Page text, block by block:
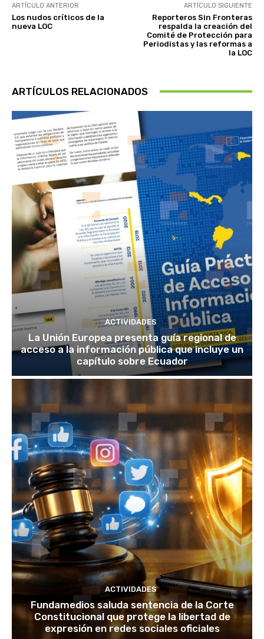
ARTÍCULO ANTERIOR
Los nudos críticos de la
nueva LOC
ARTÍCULO SIGUIENTE
Reporteros Sin Fronteras
respalda la creación del
Comité de Protección para
Periodistas y las reformas a
la LOC
ARTÍCULOS RELACIONADOS
ACTIVIDADES
La Unión Europea presenta guía regional de
acceso a la información pública que incluye un
capítulo sobre Ecuador
ACTIVIDADES
Fundamedios saluda sentencia de la Corte
Constitucional que protege la libertad de
expresión en redes sociales oficiales